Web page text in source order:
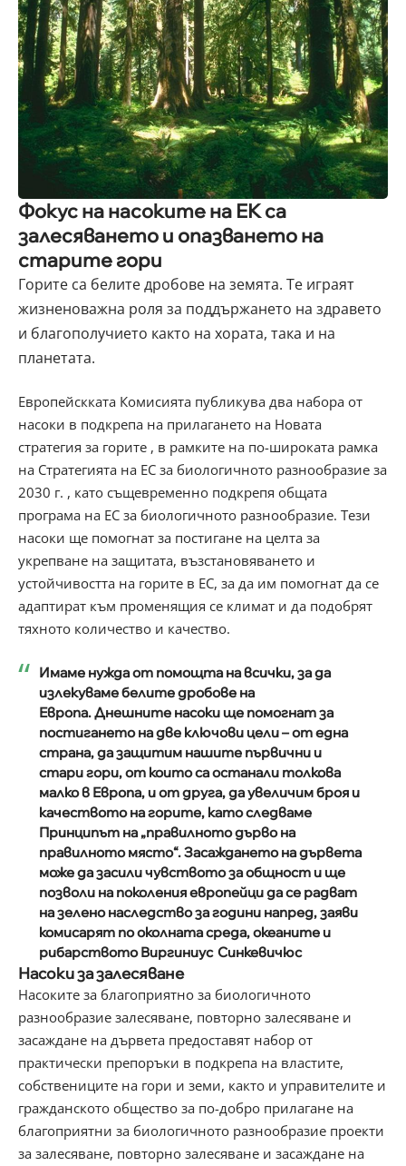
Фокус на насоките на ЕК са
залесяването и опазването на
старите гори
Горите са белите дробове на земята. Те играят
жизненоважна роля за поддържането на здравето
и благополучието както на хората, така и на
планетата.
Европейскката Комисията публикува два набора от
насоки в подкрепа на прилагането на Новата
стратегия за горите , в рамките на по-широката рамка
на Стратегията на ЕС за биологичното разнообразие за
2030 г. , като същевременно подкрепя общата
програма на ЕС за биологичното разнообразие. Тези
насоки ще помогнат за постигане на целта за
укрепване на защитата, възстановяването и
устойчивостта на горите в ЕС, за да им помогнат да се
адаптират към променящия се климат и да подобрят
тяхното количество и качество.
Имаме нужда от помощта на всички, за да
излекуваме белите дробове на
Европа. Днешните насоки ще помогнат за
постигането на две ключови цели – от една
страна, да защитим нашите първични и
стари гори, от които са останали толкова
малко в Европа, и от друга, да увеличим броя и
качеството на горите, като следваме
Принципът на „правилното дърво на
правилното място“. Засаждането на дървета
може да засили чувството за общност и ще
позволи на поколения европейци да се радват
на зелено наследство за години напред, заяви
комисарят по околната среда, океаните и
рибарството Виргиниус Синкевичюс
Насоки за залесяване
Насоките за благоприятно за биологичното
разнообразие залесяване, повторно залесяване и
засаждане на дървета предоставят набор от
практически препоръки в подкрепа на властите,
собствениците на гори и земи, както и управителите и
гражданското общество за по-добро прилагане на
благоприятни за биологичното разнообразие проекти
за залесяване, повторно залесяване и засаждане на